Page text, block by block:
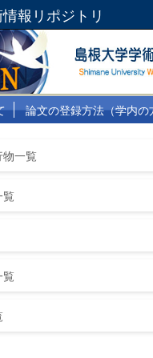
報リポジトリ
論文の登録方法（学内の
一覧